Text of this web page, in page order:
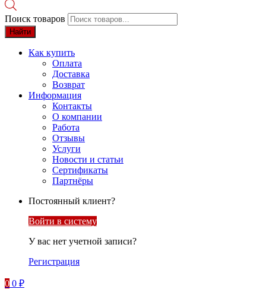
Поиск товаров
Найти
Как купить
Оплата
Доставка
Возврат
Информация
Контакты
О компании
Работа
Отзывы
Услуги
Новости и статьи
Сертификаты
Партнёры
Постоянный клиент?
Войти в систему
У вас нет учетной записи?
Регистрация
0 0 ₽